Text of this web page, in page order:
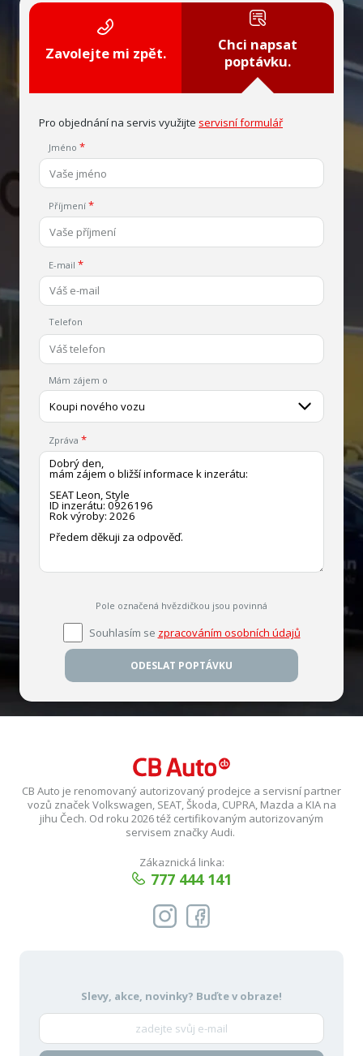
Zavolejte mi zpět.
Chci napsat
poptávku.
Pro objednání na servis využijte servisní formulář
Jméno
Příjmení
E-mail
Telefon
Mám zájem o
Koupi nového vozu
Zpráva
Pole označená hvězdičkou jsou povinná
Souhlasím se zpracováním osobních údajů
ODESLAT POPTÁVKU
CB Auto je renomovaný autorizovaný prodejce a servisní partner
vozů značek Volkswagen, SEAT, Škoda, CUPRA, Mazda a KIA na
jihu Čech. Od roku 2026 též certifikovaným autorizovaným
servisem značky Audi.
Zákaznická linka:
777 444 141
Slevy, akce, novinky? Buďte v obraze!